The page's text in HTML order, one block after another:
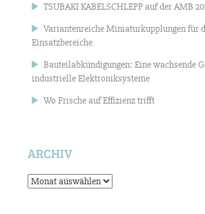
TSUBAKI KABELSCHLEPP auf der AMB
Variantenreiche Miniaturkupplungen für
Einsatzbereiche
Bauteilabkündigungen: Eine wachsende
industrielle Elektroniksysteme
Wo Frische auf Effizienz trifft
ARCHIV
Archiv